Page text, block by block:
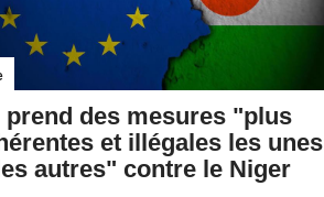
prend des mesures "plus
et illégales les unes
autres" contre le Niger